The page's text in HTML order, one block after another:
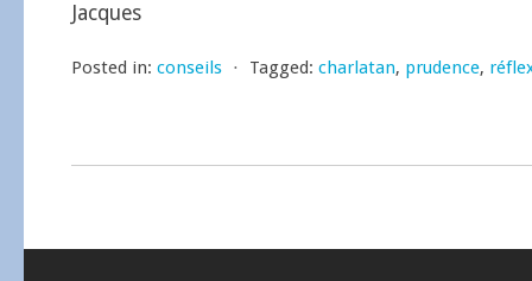
Jacques
Posted in: conseils ⋅ Tagged: charlatan, prudence,